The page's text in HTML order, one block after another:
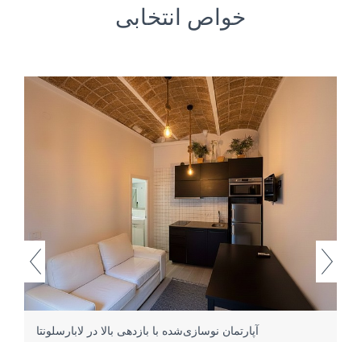
خواص انتخابی
آپارتمان نوسازی‌شده با بازدهی بالا در لابارسلونتا